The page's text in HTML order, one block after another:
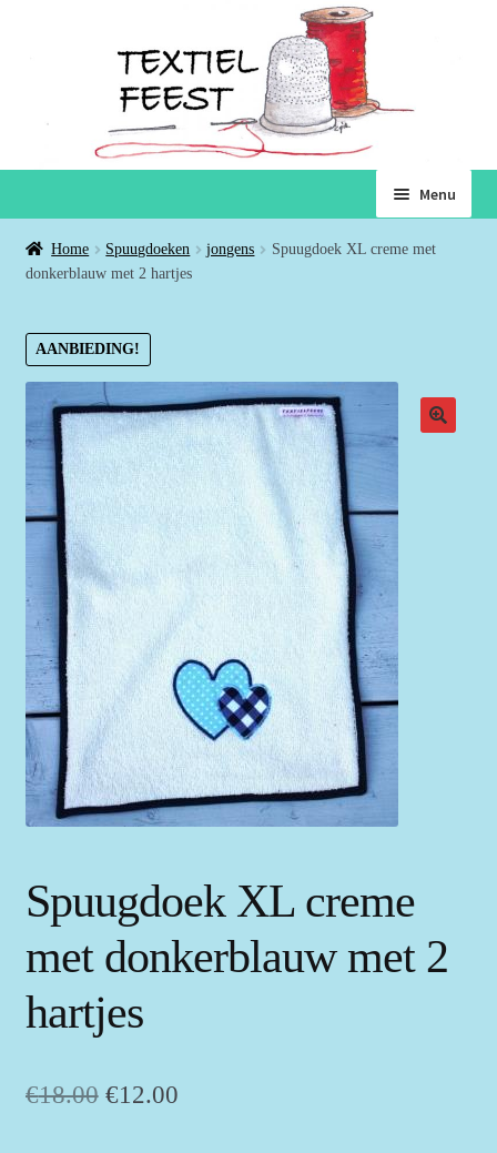
naar
navigatie
de
inhoud
Menu
Home
Winkelmand
Voorwaarden
Over ons
Home Spuugdoeken jongens
Spuugdoek XL creme met
donkerblauw met 2 hartjes
AANBIEDING!
Spuugdoek XL creme
met donkerblauw met 2
hartjes
€18.00 Oorspronkelijke
€12.00Huidige